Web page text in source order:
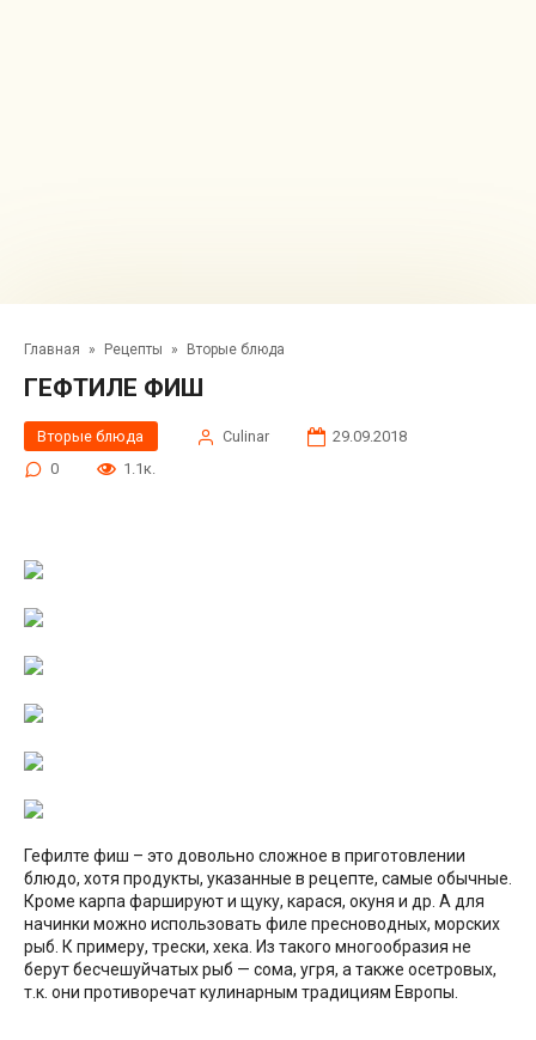
Главная » Рецепты » Вторые блюда
ГЕФТИЛЕ ФИШ
Вторые блюда Сulinar
29.09.2018
0
1.1к.
Гефилте фиш – это довольно сложное в приготовлении
блюдо, хотя продукты, указанные в рецепте, самые обычные.
Кроме карпа фаршируют и щуку, карася, окуня и др. А для
начинки можно использовать филе пресноводных, морских
рыб. К примеру, трески, хека. Из такого многообразия не
берут бесчешуйчатых рыб — сома, угря, а также осетровых,
т.к. они противоречат кулинарным традициям Европы.